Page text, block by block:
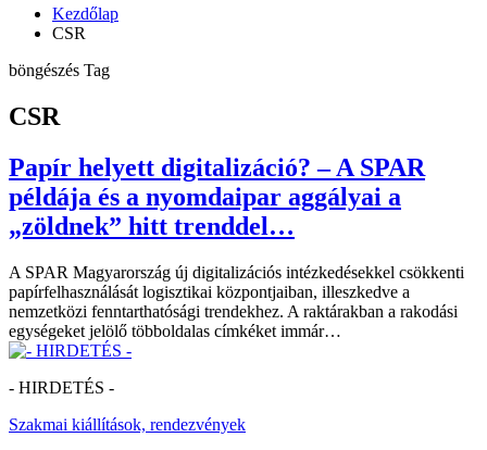
Kezdőlap
CSR
böngészés Tag
CSR
Papír helyett digitalizáció? – A SPAR
példája és a nyomdaipar aggályai a
„zöldnek” hitt trenddel…
A SPAR Magyarország új digitalizációs intézkedésekkel csökkenti
papírfelhasználását logisztikai központjaiban, illeszkedve a
nemzetközi fenntarthatósági trendekhez. A raktárakban a rakodási
egységeket jelölő többoldalas címkéket immár…
- HIRDETÉS -
Szakmai kiállítások, rendezvények